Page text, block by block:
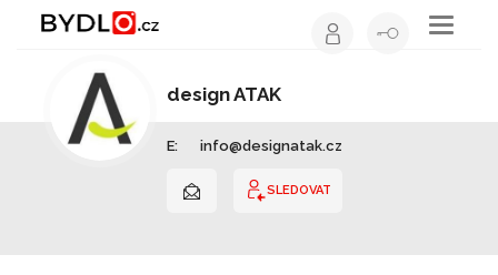
Toggle
design ATAK
E: info@designatak.cz
SLEDOVAT